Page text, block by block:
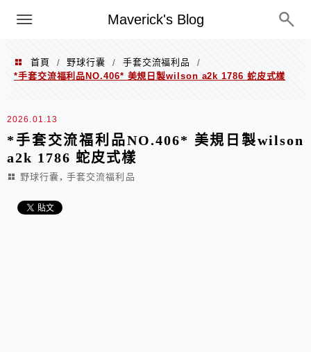
Maverick's Blog
Menu
首頁 / 野球行囊 / 手套交流福利品
/
*手套交流福利品NO.406* 美規日製wilson a2k 1786 蛇皮式樣
2026.01.13
*手套交流福利品NO.406* 美規日製wilson
a2k 1786 蛇皮式樣
野球行囊 , 手套交流福利品